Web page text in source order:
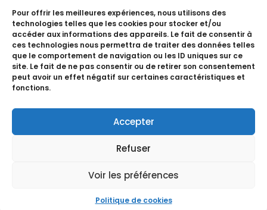
Pour offrir les meilleures expériences, nous utilisons des
technologies telles que les cookies pour stocker et/ou
accéder aux informations des appareils. Le fait de consentir à
ces technologies nous permettra de traiter des données telles
que le comportement de navigation ou les ID uniques sur ce
site. Le fait de ne pas consentir ou de retirer son consentement
peut avoir un effet négatif sur certaines caractéristiques et
fonctions.
Accepter
Refuser
Voir les préférences
Politique de cookies
Achats pour les
fêtes : tout est
bon à la Coop
Arrivage de
bon pain bio et
fermier à la
coop tous les
mardis
Copyright © 2026 - Coop 14
Mentions légales